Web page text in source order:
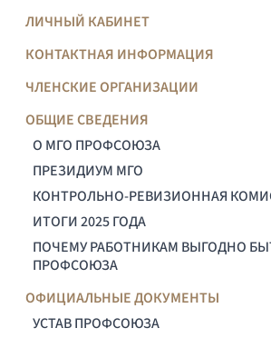
ЛИЧНЫЙ КАБИНЕТ
КОНТАКТНАЯ ИНФОРМАЦИЯ
ЧЛЕНСКИЕ ОРГАНИЗАЦИИ
ОБЩИЕ СВЕДЕНИЯ
О МГО ПРОФСОЮЗА
ПРЕЗИДИУМ МГО
КОНТРОЛЬНО-РЕВИЗИОННАЯ
ИТОГИ 2025 ГОДА
ПОЧЕМУ РАБОТНИКАМ ВЫГОДНО
ПРОФСОЮЗА
ОФИЦИАЛЬНЫЕ ДОКУМЕНТЫ
УСТАВ ПРОФСОЮЗА